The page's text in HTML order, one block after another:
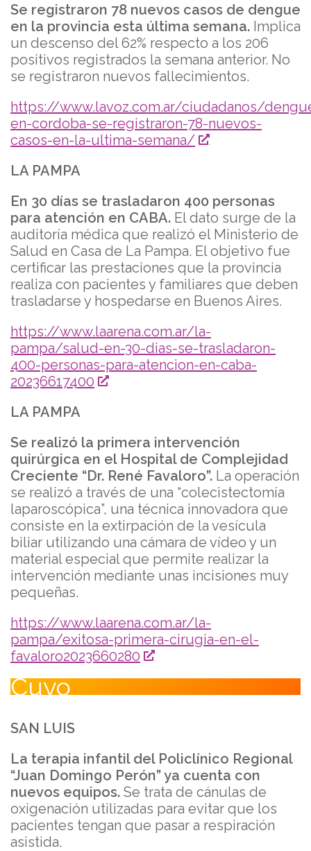
Se registraron 78 nuevos casos de dengue
en la provincia esta última semana. Implica
un descenso del 62% respecto a los 206
positivos registrados la semana anterior. No
se registraron nuevos fallecimientos.
https://www.lavoz.com.ar/ciudadanos/
en-cordoba-se-registraron-78-nuevos-
casos-en-la-ultima-semana/
LA PAMPA
En 30 días se trasladaron 400 personas
para atención en CABA. El dato surge de la
auditoría médica que realizó el Ministerio de
Salud en Casa de La Pampa. El objetivo fue
certificar las prestaciones que la provincia
realiza con pacientes y familiares que deben
trasladarse y hospedarse en Buenos Aires.
https://www.laarena.com.ar/la-
pampa/salud-en-30-dias-se-trasladaron-
400-personas-para-atencion-en-caba-
20236617400
LA PAMPA
Se realizó la primera intervención
quirúrgica en el Hospital de Complejidad
Creciente “Dr. René Favaloro”. La operación
se realizó a través de una “colecistectomía
laparoscópica”, una técnica innovadora que
consiste en la extirpación de la vesícula
biliar utilizando una cámara de vídeo y un
material especial que permite realizar la
intervención mediante unas incisiones muy
pequeñas.
https://www.laarena.com.ar/la-
pampa/exitosa-primera-cirugia-en-el-
favaloro2023660280
Cuyo
SAN LUIS
La terapia infantil del Policlínico Regional
“Juan Domingo Perón” ya cuenta con
nuevos equipos. Se trata de cánulas de
oxigenación utilizadas para evitar que los
pacientes tengan que pasar a respiración
asistida.